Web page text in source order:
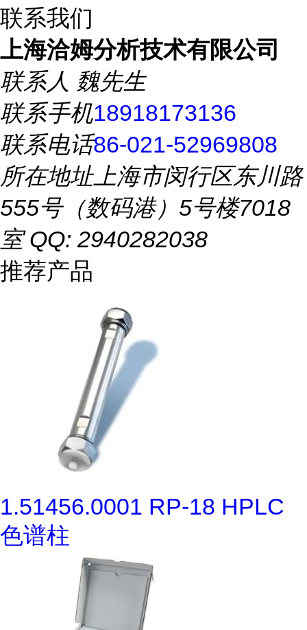
联系我们
上海洽姆分析技术有限公司
联系人 魏先生
联系手机18918173136
联系电话86-021-52969808
所在地址上海市闵行区东川路
555号（数码港）5号楼7018
室 QQ: 2940282038
推荐产品
1.51456.0001 RP-18 HPLC
色谱柱